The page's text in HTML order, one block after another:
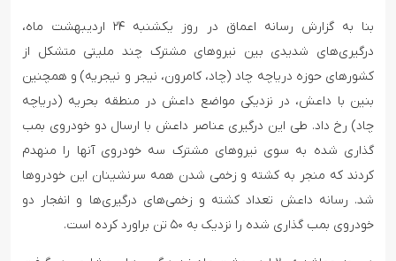
بنا به گزارش رسانه اعماق در روز یکشنبه ۲۴ اردیبهشت ماه،
درگیری‌های شدیدی بین نیروهای مشترک چند ملیتی متشکل از
کشورهای حوزه دریاچه چاد (چاد، کامرون، نیجر و نیجریه) و همچنین
بنین با داعش، در نزدیکی مواضع داعش در منطقه بحریه (دریاچه
چاد) رخ داد. طی این درگیری عناصر داعش با ارسال دو خودروی بمب
گذاری شده به سوی نیروهای مشترک سه خودروی آنها را منهدم
کردند که منجر به کشته و زخمی شدن همه سرنشینان این خودروها
شد. رسانه داعش تعداد کشته و زخمی‌های درگیری‌ها و انفجار دو
خودروی بمب گذاری شده را نزدیک به ۵۰ تن براورد کرده است.